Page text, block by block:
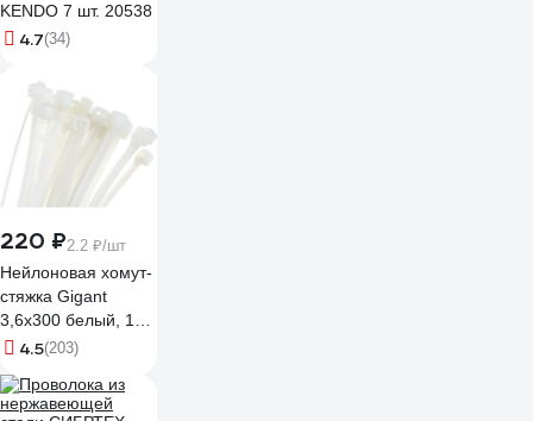
KENDO 7 шт. 20538
4.7(34)
220 ₽2.2 ₽/шт
Нейлоновая хомут-
стяжка Gigant
3,6х300 белый, 100
шт G/1/18
4.5(203)